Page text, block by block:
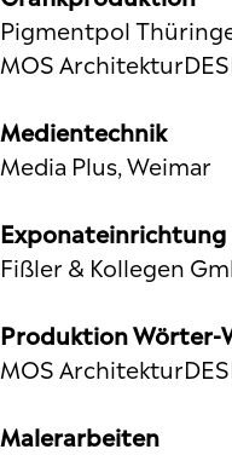
Pigmentpol
MOS
Medientechnik
Media Plus, Weimar
Exponateinrichtung
Fißler & Kollegen
Produktion Wörter-
MOS
Malerarbeiten